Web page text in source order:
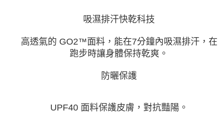
吸濕排汗快乾科技
高透氣的 GO2™面料，能在7分鐘內吸濕排汗，在
跑步時讓身體保持乾爽。
防曬保護
UPF40 面料保護皮膚，對抗豔陽。